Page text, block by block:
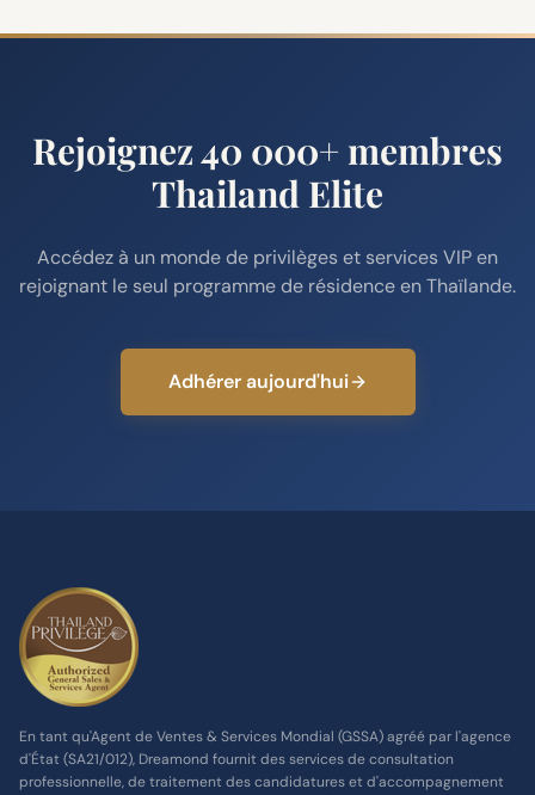
Rejoignez 40 000+ membres
Thailand Elite
Accédez à un monde de privilèges et services VIP en
rejoignant le seul programme de résidence en Thaïlande.
Adhérer aujourd'hui
En tant qu'Agent de Ventes & Services Mondial (GSSA) agréé par l'agence
d'État (SA21/012), Dreamond fournit des services de consultation
professionnelle, de traitement des candidatures et d'accompagnement